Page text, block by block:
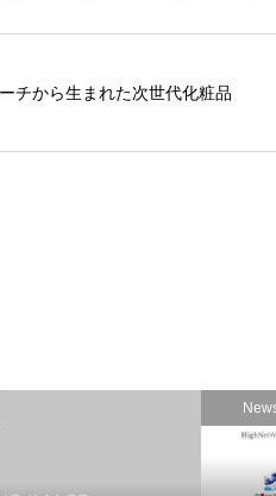
チから生まれた次世代化粧品